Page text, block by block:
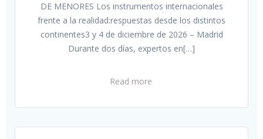
DE MENORES Los instrumentos internacionales
frente a la realidad:respuestas desde los distintos
continentes3 y 4 de diciembre de 2026 – Madrid
Durante dos días, expertos en[…]
Read more